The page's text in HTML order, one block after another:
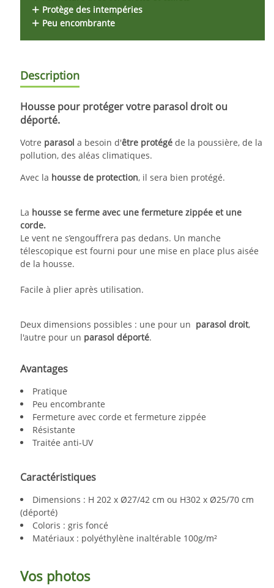
Protège des intempéries
Peu encombrante
Description
Housse pour protéger votre parasol droit ou
déporté.
Votre parasol a besoin d'être protégé de la poussière, de la
pollution, des aléas climatiques.
Avec la housse de protection, il sera bien protégé.
La housse se ferme avec une fermeture zippée et une
corde.
Le vent ne s’engouffrera pas dedans. Un manche
télescopique est fourni pour une mise en place plus aisée
de la housse.
Facile à plier après utilisation.
Deux dimensions possibles : une pour un parasol droit,
l'autre pour un parasol déporté.
Avantages
Pratique
Peu encombrante
Fermeture avec corde et fermeture zippée
Résistante
Traitée anti-UV
Caractéristiques
Dimensions : H 202 x Ø27/42 cm ou H302 x Ø25/70 cm
(déporté)
Coloris : gris foncé
Matériaux : polyéthylène inaltérable 100g/m²
Vos photos